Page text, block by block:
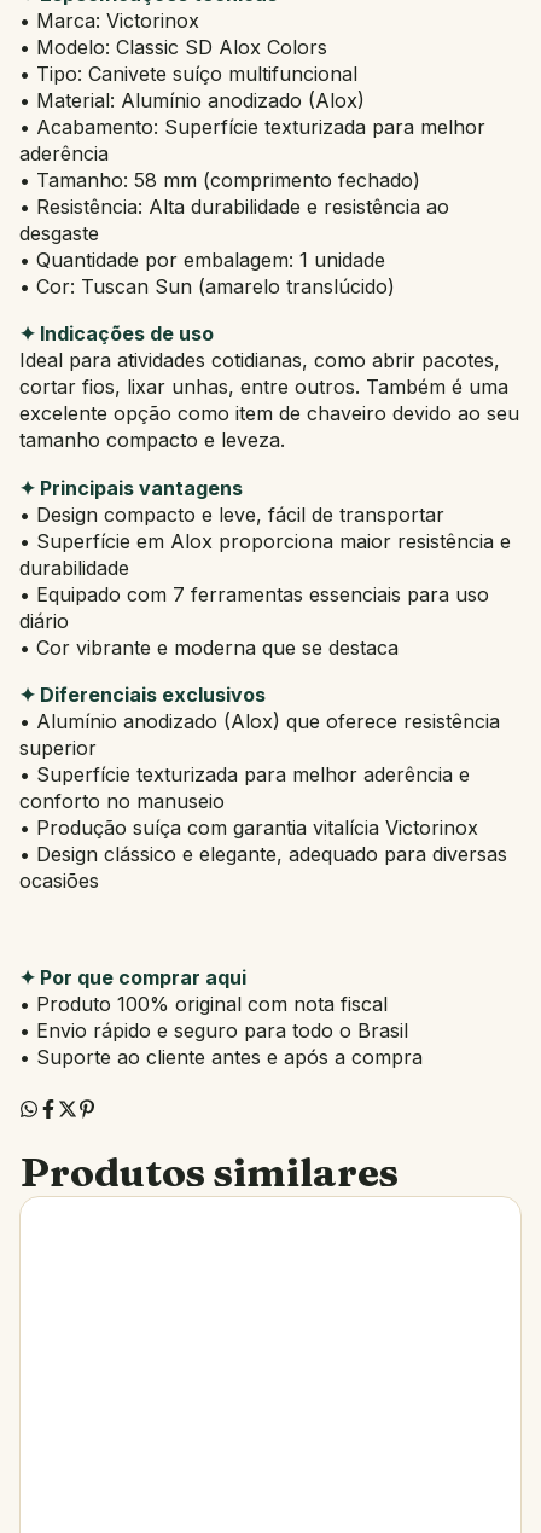
• Marca: Victorinox
• Modelo: Classic SD Alox Colors
• Tipo: Canivete suíço multifuncional
• Material: Alumínio anodizado (Alox)
• Acabamento: Superfície texturizada para melhor
aderência
• Tamanho: 58 mm (comprimento fechado)
• Resistência: Alta durabilidade e resistência ao
desgaste
• Quantidade por embalagem: 1 unidade
• Cor: Tuscan Sun (amarelo translúcido)
✦ Indicações de uso
Ideal para atividades cotidianas, como abrir pacotes,
cortar fios, lixar unhas, entre outros. Também é uma
excelente opção como item de chaveiro devido ao seu
tamanho compacto e leveza.
✦ Principais vantagens
• Design compacto e leve, fácil de transportar
• Superfície em Alox proporciona maior resistência e
durabilidade
• Equipado com 7 ferramentas essenciais para uso
diário
• Cor vibrante e moderna que se destaca
✦ Diferenciais exclusivos
• Alumínio anodizado (Alox) que oferece resistência
superior
• Superfície texturizada para melhor aderência e
conforto no manuseio
• Produção suíça com garantia vitalícia Victorinox
• Design clássico e elegante, adequado para diversas
ocasiões
✦ Por que comprar aqui
• Produto 100% original com nota fiscal
• Envio rápido e seguro para todo o Brasil
• Suporte ao cliente antes e após a compra
Produtos similares